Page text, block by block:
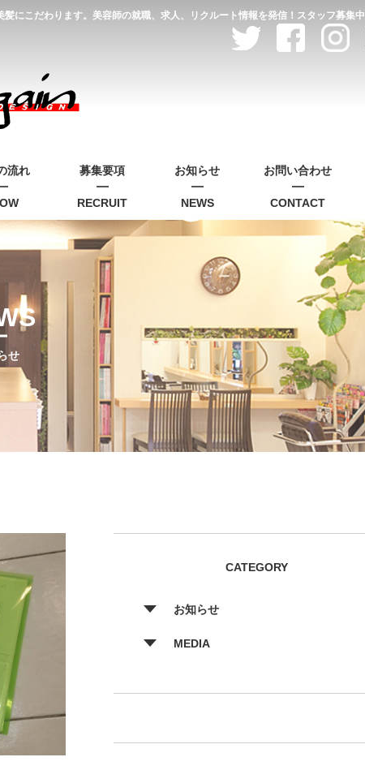
にこだわります。美容師の就職、求人、リクルート情報を発信！スタッフ募集中
流れ 募集要項
RECRUIT
お知らせ
NEWS
お問い合わせ
CONTACT
せ
CATEGORY
お知らせ
MEDIA